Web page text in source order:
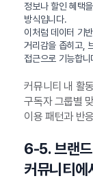
정보나 할인 혜택
방식입니다.
이처럼 데이터 기
거리감을 좁히고,
접근으로 기능합니
커뮤니티 내 활
구독자 그룹별
이용 패턴과 반
6-5. 브랜
커뮤니티에